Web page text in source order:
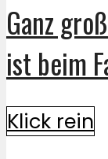
Ganz
ist beim
Klick rein